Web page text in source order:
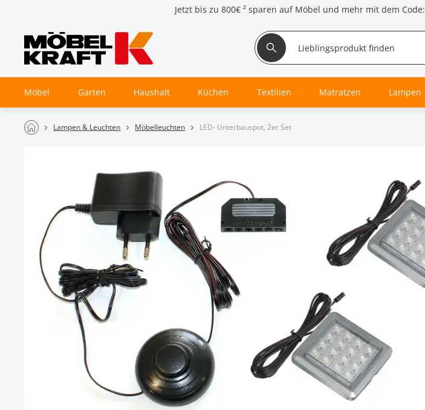
Jetzt bis zu 800€ ² sparen auf Möbel und mehr mit dem Code:
Möbel Garten Haushalt Küchen Textilien Matratzen Lampen
Lampen & Leuchten Möbelleuchten LED- Unterbauspot, 2er Set